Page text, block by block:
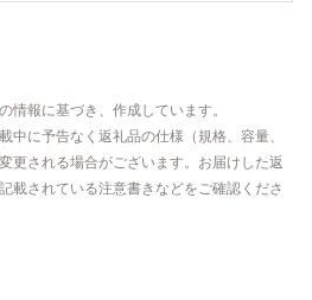
情報に基づき、作成しています。
中に予告なく返礼品の仕様（規格、容量、
更される場合がございます。お届けした返
載されている注意書きなどをご確認くださ